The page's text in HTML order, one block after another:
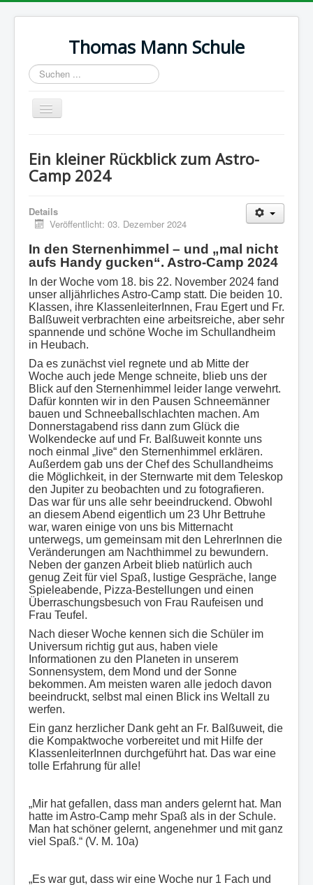
Thomas Mann Schule
Suchen
...
Navigation
an/aus
Termine
Ausbildung
Impressum
Datenschutz
Kontakt
Ein kleiner Rückblick zum Astro-
Camp 2024
Details
Veröffentlicht: 03. Dezember 2024
In den Sternenhimmel – und „mal nicht
aufs Handy gucken“. Astro-Camp 2024
In der Woche vom 18. bis 22. November 2024 fand
unser alljährliches Astro-Camp statt. Die beiden 10.
Klassen, ihre KlassenleiterInnen, Frau Egert und Fr.
Balßuweit verbrachten eine arbeitsreiche, aber sehr
spannende und schöne Woche im Schullandheim
in Heubach.
Da es zunächst viel regnete und ab Mitte der
Woche auch jede Menge schneite, blieb uns der
Blick auf den Sternenhimmel leider lange verwehrt.
Dafür konnten wir in den Pausen Schneemänner
bauen und Schneeballschlachten machen. Am
Donnerstagabend riss dann zum Glück die
Wolkendecke auf und Fr. Balßuweit konnte uns
noch einmal „live“ den Sternenhimmel erklären.
Außerdem gab uns der Chef des Schullandheims
die Möglichkeit, in der Sternwarte mit dem Teleskop
den Jupiter zu beobachten und zu fotografieren.
Das war für uns alle sehr beeindruckend. Obwohl
an diesem Abend eigentlich um 23 Uhr Bettruhe
war, waren einige von uns bis Mitternacht
unterwegs, um gemeinsam mit den LehrerInnen die
Veränderungen am Nachthimmel zu bewundern.
Neben der ganzen Arbeit blieb natürlich auch
genug Zeit für viel Spaß, lustige Gespräche, lange
Spieleabende, Pizza-Bestellungen und einen
Überraschungsbesuch von Frau Raufeisen und
Frau Teufel.
Nach dieser Woche kennen sich die Schüler im
Universum richtig gut aus, haben viele
Informationen zu den Planeten in unserem
Sonnensystem, dem Mond und der Sonne
bekommen. Am meisten waren alle jedoch davon
beeindruckt, selbst mal einen Blick ins Weltall zu
werfen.
Ein ganz herzlicher Dank geht an Fr. Balßuweit, die
die Kompaktwoche vorbereitet und mit Hilfe der
KlassenleiterInnen durchgeführt hat. Das war eine
tolle Erfahrung für alle!
„Mir hat gefallen, dass man anders gelernt hat. Man
hatte im Astro-Camp mehr Spaß als in der Schule.
Man hat schöner gelernt, angenehmer und mit ganz
viel Spaß.“ (V. M. 10a)
„Es war gut, dass wir eine Woche nur 1 Fach und